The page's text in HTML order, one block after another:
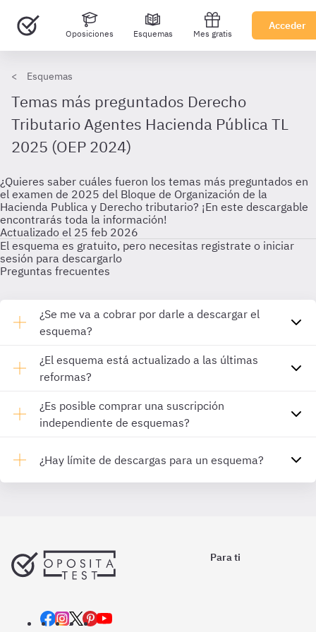
Oposiciones Esquemas Mes gratis
Acceder
Esquemas
Temas más preguntados Derecho
Tributario Agentes Hacienda Pública TL
2025 (OEP 2024)
¿Quieres saber cuáles fueron los temas más preguntados en
el examen de 2025 del Bloque de Organización de la
Hacienda Publica y Derecho tributario? ¡En este descargable
encontrarás toda la información!
Actualizado el 25 feb 2026
El esquema es gratuito, pero necesitas registrate o iniciar
sesión para descargarlo
Preguntas frecuentes
¿Se me va a cobrar por darle a descargar el
esquema?
¿El esquema está actualizado a las últimas
reformas?
¿Es posible comprar una suscripción
independiente de esquemas?
¿Hay límite de descargas para un esquema?
Para ti